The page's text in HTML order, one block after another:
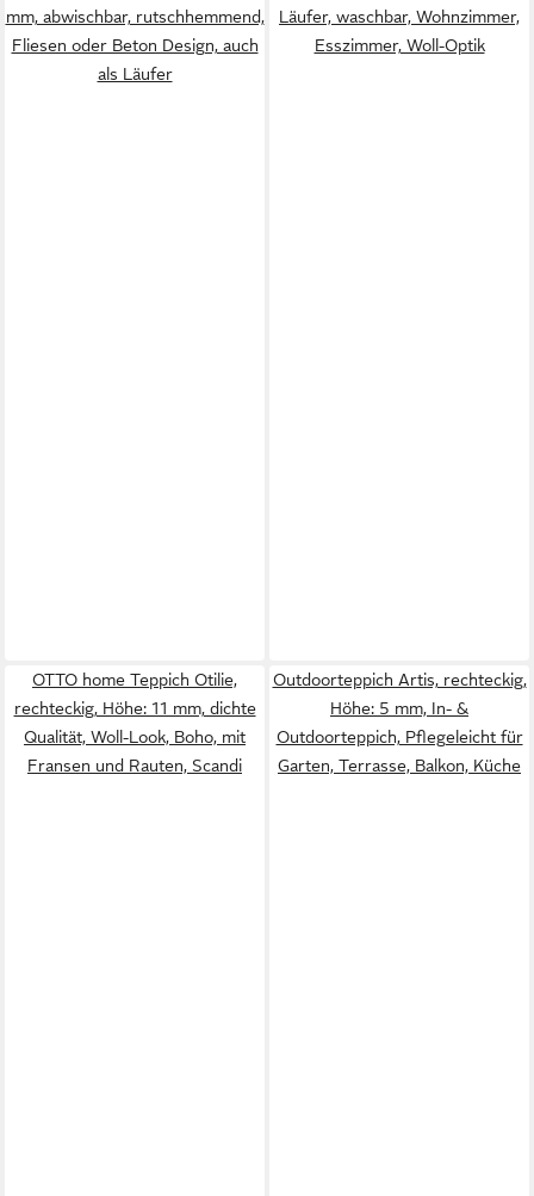
mm, abwischbar, rutschhemmend,
Fliesen oder Beton Design, auch
als Läufer
Läufer, waschbar, Wohnzimmer,
Esszimmer, Woll-Optik
OTTO home Teppich Otilie,
rechteckig, Höhe: 11 mm, dichte
Qualität, Woll-Look, Boho, mit
Fransen und Rauten, Scandi
Outdoorteppich Artis, rechteckig,
Höhe: 5 mm, In- &
Outdoorteppich, Pflegeleicht für
Garten, Terrasse, Balkon, Küche